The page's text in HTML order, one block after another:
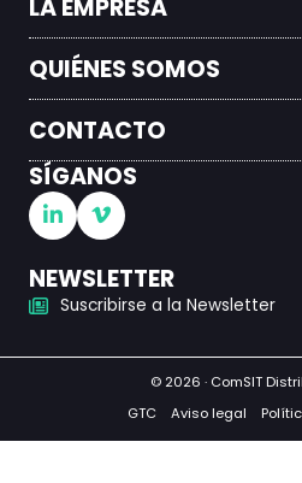
LA EMPRESA
QUIÉNES SOMOS
CONTACTO
SÍGANOS
NEWSLETTER
Suscribirse a la Newsletter
© 2026 · ComSIT
GTC
Aviso legal